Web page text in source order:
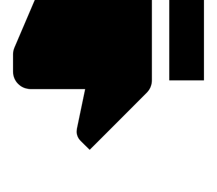
Любовь, Грех и Зло